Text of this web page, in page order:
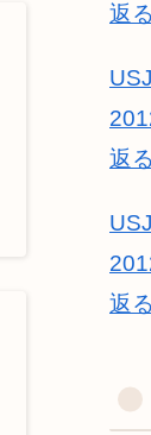
返る
返る
返る